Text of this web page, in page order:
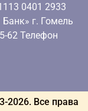
0401 2933
Банк» г. Гомель
62 Телефон
2026. Все права